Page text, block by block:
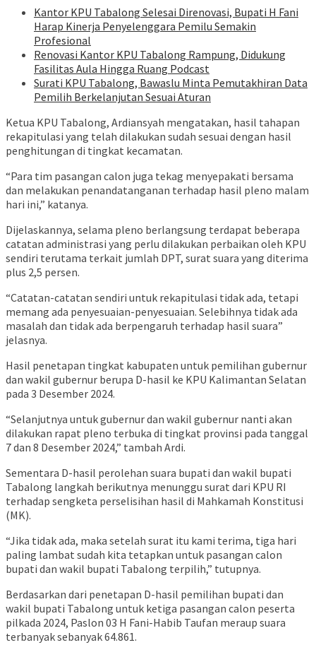
Kantor KPU Tabalong Selesai Direnovasi, Bupati H Fani
Harap Kinerja Penyelenggara Pemilu Semakin
Profesional
Renovasi Kantor KPU Tabalong Rampung, Didukung
Fasilitas Aula Hingga Ruang Podcast
Surati KPU Tabalong, Bawaslu Minta Pemutakhiran Data
Pemilih Berkelanjutan Sesuai Aturan
Ketua KPU Tabalong, Ardiansyah mengatakan, hasil tahapan
rekapitulasi yang telah dilakukan sudah sesuai dengan hasil
penghitungan di tingkat kecamatan.
“Para tim pasangan calon juga tekag menyepakati bersama
dan melakukan penandatanganan terhadap hasil pleno malam
hari ini,” katanya.
Dijelaskannya, selama pleno berlangsung terdapat beberapa
catatan administrasi yang perlu dilakukan perbaikan oleh KPU
sendiri terutama terkait jumlah DPT, surat suara yang diterima
plus 2,5 persen.
“Catatan-catatan sendiri untuk rekapitulasi tidak ada, tetapi
memang ada penyesuaian-penyesuaian. Selebihnya tidak ada
masalah dan tidak ada berpengaruh terhadap hasil suara”
jelasnya.
Hasil penetapan tingkat kabupaten untuk pemilihan gubernur
dan wakil gubernur berupa D-hasil ke KPU Kalimantan Selatan
pada 3 Desember 2024.
“Selanjutnya untuk gubernur dan wakil gubernur nanti akan
dilakukan rapat pleno terbuka di tingkat provinsi pada tanggal
7 dan 8 Desember 2024,” tambah Ardi.
Sementara D-hasil perolehan suara bupati dan wakil bupati
Tabalong langkah berikutnya menunggu surat dari KPU RI
terhadap sengketa perselisihan hasil di Mahkamah Konstitusi
(MK).
“Jika tidak ada, maka setelah surat itu kami terima, tiga hari
paling lambat sudah kita tetapkan untuk pasangan calon
bupati dan wakil bupati Tabalong terpilih,” tutupnya.
Berdasarkan dari penetapan D-hasil pemilihan bupati dan
wakil bupati Tabalong untuk ketiga pasangan calon peserta
pilkada 2024, Paslon 03 H Fani-Habib Taufan meraup suara
terbanyak sebanyak 64.861.